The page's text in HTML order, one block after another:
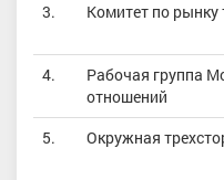
3.
Комитет по
4.
Рабочая группа
отношений
5. Окружная